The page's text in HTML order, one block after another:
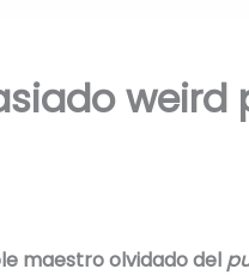
weird
maestro olvidado del